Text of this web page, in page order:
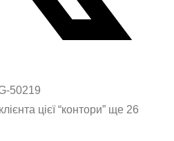
50219
цієї “контори” ще 26